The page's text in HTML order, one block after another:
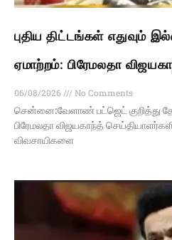
புதிய திட்டங்கள் எதுவும்
ஏமாற்றம்: பிரேமலதா
06/08/2026
No Comments
சென்னை:வேளாண் பட்ஜெட் குறித்து
பிரேமலதா விஜயகாந்த்
விவசாயிகளை